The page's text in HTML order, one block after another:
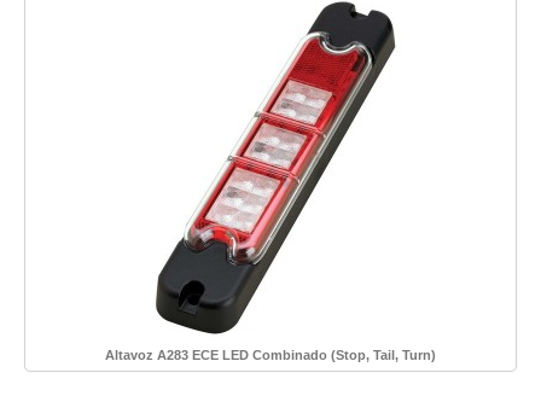
Altavoz A283 ECE LED Combinado (Stop, Tail, Turn)